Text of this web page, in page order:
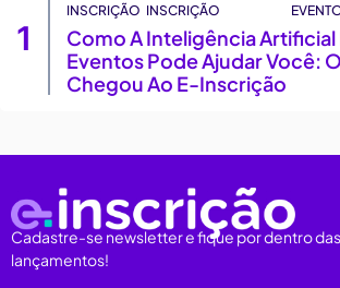
1
INSCRIÇÃO INSCRIÇÃO
Como A Inteligência Artificial
Eventos Pode Ajudar Você:
Chegou Ao E-Inscrição
Cadastre-se newsletter e fique por dentro
lançamentos!